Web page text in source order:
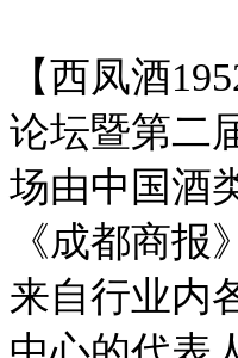
【西凤酒
论坛暨第二
场由中国酒
《成都商
来自行业内